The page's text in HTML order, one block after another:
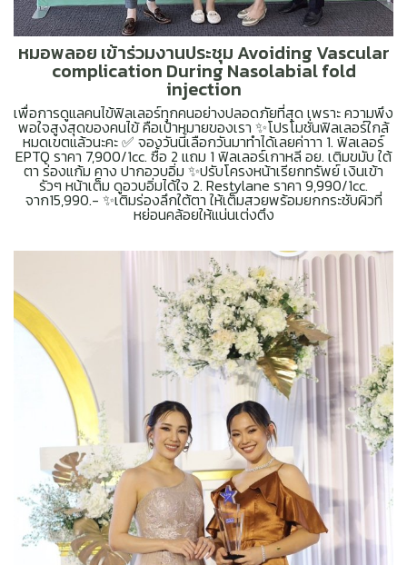
หมอพลอย เข้าร่วมงานประชุม Avoiding Vascular
complication During Nasolabial fold
injection
เพื่อการดูแลคนไข้ฟิลเลอร์ทุกคนอย่างปลอดภัยที่สุด เพราะ ความพึง
พอใจสูงสุดของคนไข้ คือเป้าหมายของเรา ✨โปรโมชั่นฟิลเลอร์ใกล้
หมดเขตแล้วนะคะ ✅ จองวันนี้เลือกวันมาทำได้เลยค่าาา 1. ฟิลเลอร์
EPTQ ราคา 7,900/1cc. ซื้อ 2 แถม 1 ฟิลเลอร์เกาหลี อย. เติมขมับ ใต้
ตา ร่องแก้ม คาง ปากอวบอิ่ม ✨ปรับโครงหน้าเรียกทรัพย์ เงินเข้า
รัวๆ หน้าเต็ม ดูอวบอิ่มได้ใจ 2. Restylane ราคา 9,990/1cc.
จาก15,990.- ✨เติมร่องลึกใต้ตา ให้เต็มสวยพร้อมยกกระชับผิวที่
หย่อนคล้อยให้แน่นเต่งตึง